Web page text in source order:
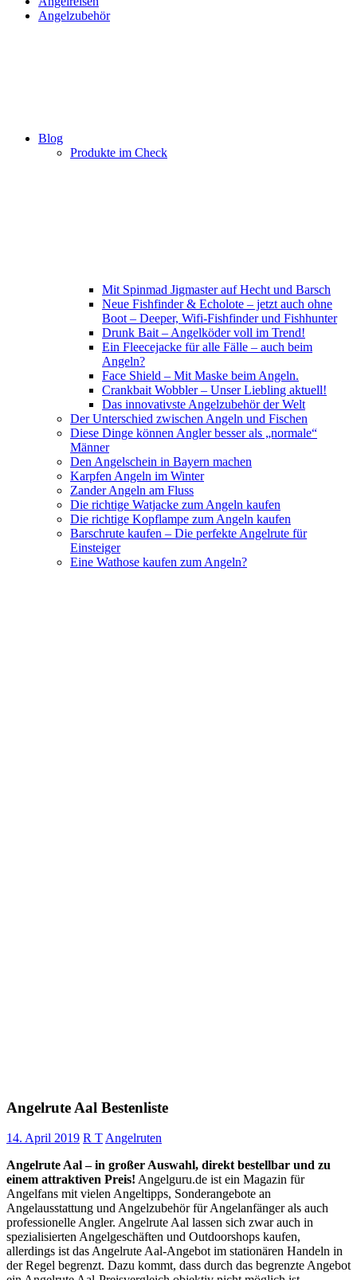
Angelzubehör
Blog
Produkte im Check
Mit Spinmad Jigmaster auf Hecht und Barsch
Neue Fishfinder & Echolote – jetzt auch ohne
Boot – Deeper, Wifi-Fishfinder und Fishhunter
Drunk Bait – Angelköder voll im Trend!
Ein Fleecejacke für alle Fälle – auch beim
Angeln?
Face Shield – Mit Maske beim Angeln.
Crankbait Wobbler – Unser Liebling aktuell!
Das innovativste Angelzubehör der Welt
Der Unterschied zwischen Angeln und Fischen
Diese Dinge können Angler besser als „normale“
Männer
Den Angelschein in Bayern machen
Karpfen Angeln im Winter
Zander Angeln am Fluss
Die richtige Watjacke zum Angeln kaufen
Die richtige Kopflampe zum Angeln kaufen
Barschrute kaufen – Die perfekte Angelrute für
Einsteiger
Eine Wathose kaufen zum Angeln?
Angelrute Aal Bestenliste
14. April 2019 R TAngelruten
Angelrute Aal – in großer Auswahl, direkt bestellbar und zu
einem attraktiven Preis! Angelguru.de ist ein Magazin für
Angelfans mit vielen Angeltipps, Sonderangebote an
Angelausstattung und Angelzubehör für Angelanfänger als auch
professionelle Angler. Angelrute Aal lassen sich zwar auch in
spezialisierten Angelgeschäften und Outdoorshops kaufen,
allerdings ist das Angelrute Aal-Angebot im stationären Handeln in
der Regel begrenzt. Dazu kommt, dass durch das begrenzte Angebot